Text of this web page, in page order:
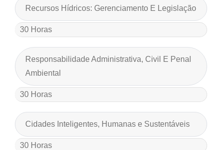
Recursos Hídricos: Gerenciamento E Legislação
30 Horas
Responsabilidade Administrativa, Civil E Penal
Ambiental
30 Horas
Cidades Inteligentes, Humanas e Sustentáveis
30 Horas